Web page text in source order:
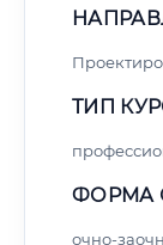
ТИП
ФОРМА
очно-